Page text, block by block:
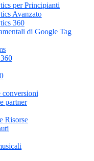
per Principianti
Avanzato
360
di Google Tag
conversioni
partner
Risorse